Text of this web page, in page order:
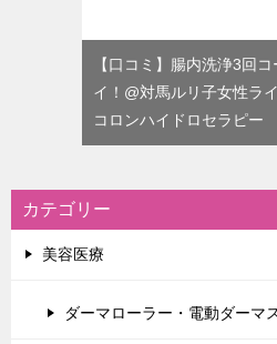
【口コミ】腸内洗浄3回
イ！@対馬ルリ子女性ラ
コロンハイドロセラピー
カテゴリー
美容医療
ダーマローラー・電動ダーマ